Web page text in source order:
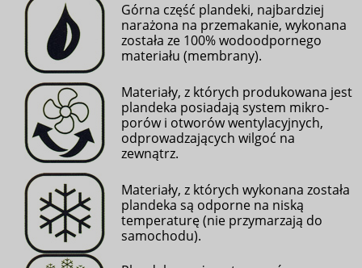
Górna część plandeki, najbardziej
narażona na przemakanie, wykonana
została ze 100% wodoodpornego
materiału (membrany).
Materiały, z których produkowana jest
plandeka posiadają system mikro-
porów i otworów wentylacyjnych,
odprowadzających wilgoć na
zewnątrz.
Materiały, z których wykonana została
plandeka są odporne na niską
temperaturę (nie przymarzają do
samochodu).